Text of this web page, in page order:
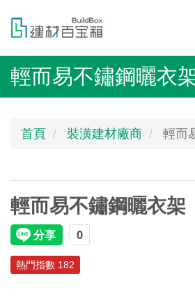
內輕而易不鏽鋼曬衣
首頁 裝潢建材廠商 輕而
輕而易不鏽鋼曬衣架
熱門指數 182